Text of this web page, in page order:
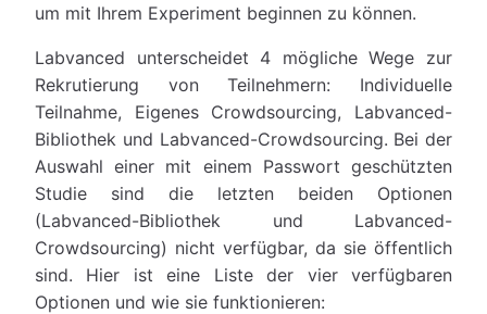
um mit Ihrem Experiment beginnen zu können.
Labvanced unterscheidet 4 mögliche Wege zur
Rekrutierung von Teilnehmern: Individuelle
Teilnahme, Eigenes Crowdsourcing, Labvanced-
Bibliothek und Labvanced-Crowdsourcing. Bei der
Auswahl einer mit einem Passwort geschützten
Studie sind die letzten beiden Optionen
(Labvanced-Bibliothek und Labvanced-
Crowdsourcing) nicht verfügbar, da sie öffentlich
sind. Hier ist eine Liste der vier verfügbaren
Optionen und wie sie funktionieren: